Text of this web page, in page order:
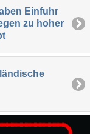
Einfuhr
zu hoher